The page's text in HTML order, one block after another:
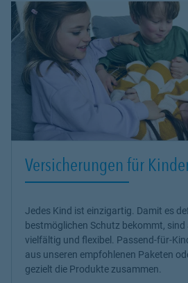
Versicherungen für
Jedes Kind ist einzigartig. Damit es
bestmöglichen Schutz bekommt,
vielfältig und flexibel. Passend-für-
aus unseren empfohlenen Paketen
gezielt die Produkte zusammen.